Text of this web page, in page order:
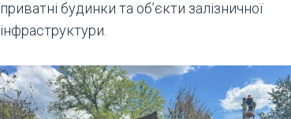
приватні будинки та об’єкти залізничної
інфраструктури.